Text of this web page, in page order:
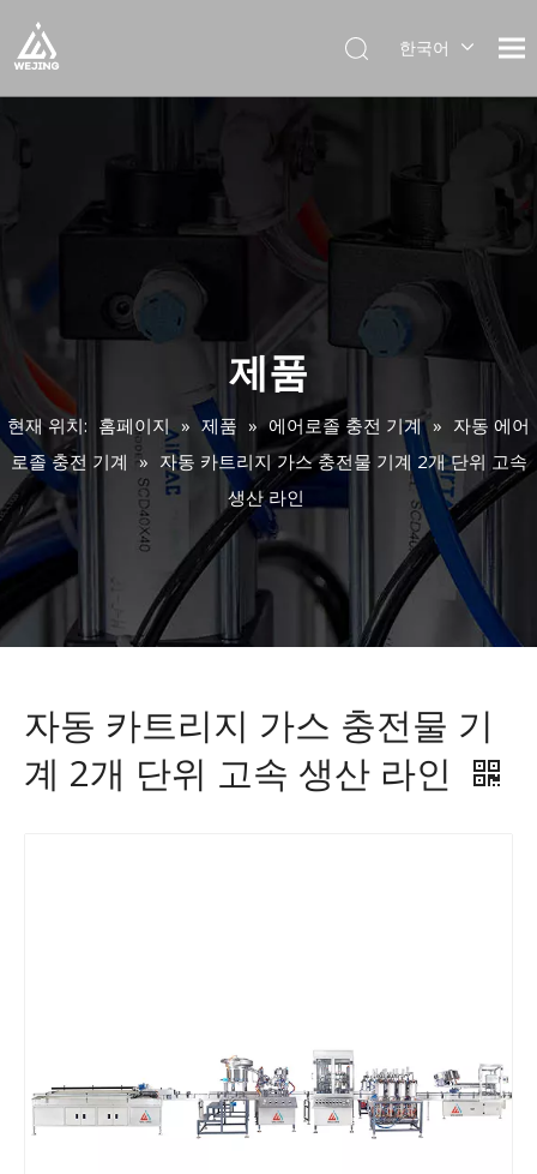
한국어
Pусский
Português
Italiano
日本語
제품
현재 위치: 홈페이지 » 제품 » 에어로졸 충전 기계 » 자동 에어
로졸 충전 기계 » 자동 카트리지 가스 충전물 기계 2개 단위 고속
생산 라인
자동 카트리지 가스 충전물 기
계 2개 단위 고속 생산 라인